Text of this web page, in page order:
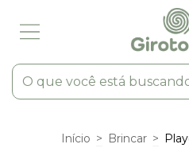
Início > Brincar >